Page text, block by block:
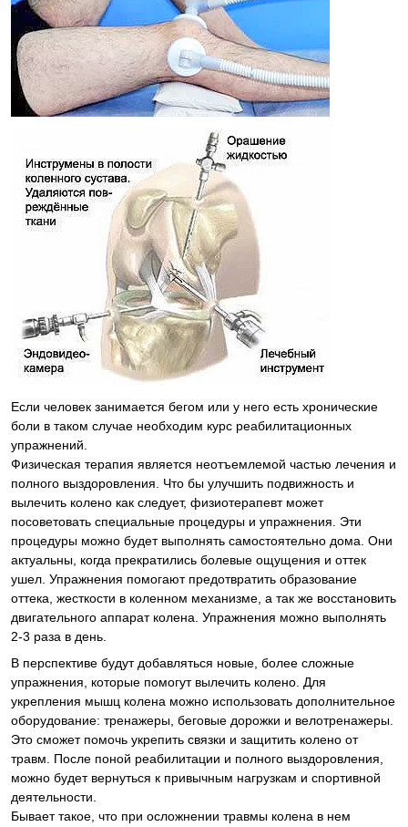
Если человек занимается бегом или у него есть хронические
боли в таком случае необходим курс реабилитационных
упражнений.
Физическая терапия является неотъемлемой частью лечения и
полного выздоровления. Что бы улучшить подвижность и
вылечить колено как следует, физиотерапевт может
посоветовать специальные процедуры и упражнения. Эти
процедуры можно будет выполнять самостоятельно дома. Они
актуальны, когда прекратились болевые ощущения и оттек
ушел. Упражнения помогают предотвратить образование
оттека, жесткости в коленном механизме, а так же восстановить
двигательного аппарат колена. Упражнения можно выполнять
2-3 раза в день.
В перспективе будут добавляться новые, более сложные
упражнения, которые помогут вылечить колено. Для
укрепления мышц колена можно использовать дополнительное
оборудование: тренажеры, беговые дорожки и велотренажеры.
Это сможет помочь укрепить связки и защитить колено от
травм. После поной реабилитации и полного выздоровления,
можно будет вернуться к привычным нагрузкам и спортивной
деятельности.
Бывает такое, что при осложнении травмы колена в нем